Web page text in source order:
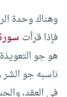
وهناك وحدة
فإذا قرأت
هو جو
ناسبه جو
في العقد،